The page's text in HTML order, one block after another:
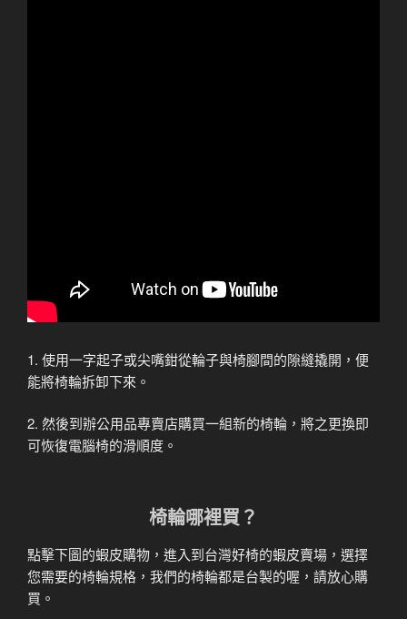
1. 使用一字起子或尖嘴鉗從輪子與椅腳間的隙縫撬開，便
能將椅輪拆卸下來。
2. 然後到辦公用品專賣店購買一組新的椅輪，將之更換即
可恢復電腦椅的滑順度。
椅輪哪裡買？
點擊下圖的蝦皮購物，進入到台灣好椅的蝦皮賣場，選擇
您需要的椅輪規格，我們的椅輪都是台製的喔，請放心購
買。